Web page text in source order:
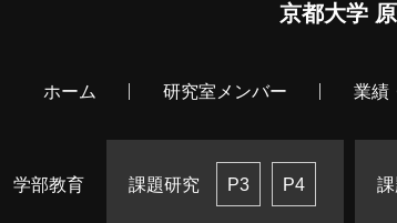
京都大学
ホーム 研究室メンバー 業績
学部教育 課題研究 P3 P4